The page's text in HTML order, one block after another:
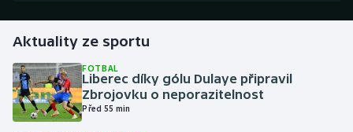
Gymnastika
Házená
Aktuality ze sportu
FOTBAL
Liberec díky gólu Dulaye připravil
Zbrojovku o neporazitelnost
Před 55 min